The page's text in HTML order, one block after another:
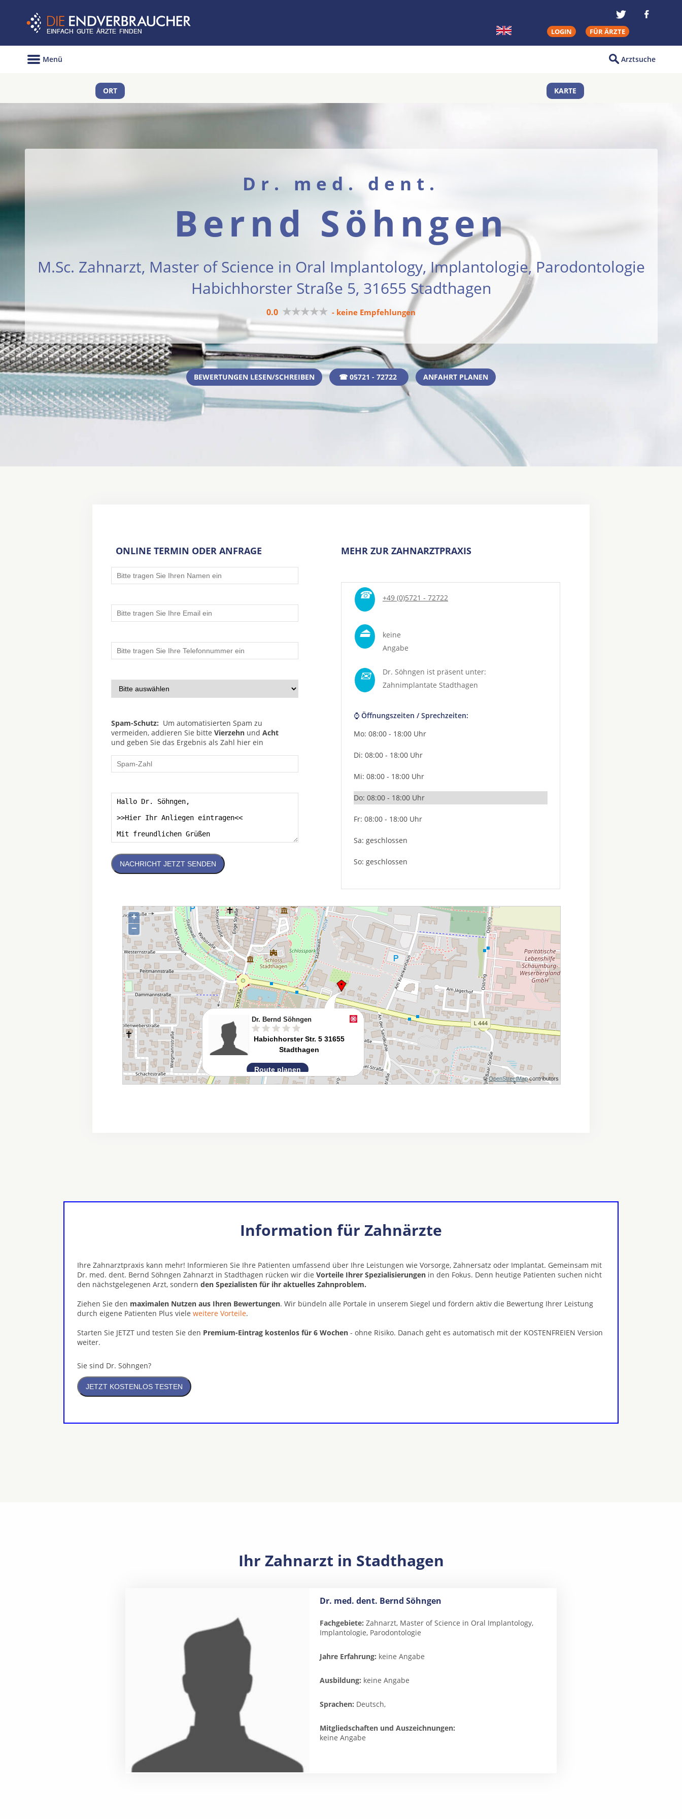
LOGIN FÜR ÄRZTE
Arztsuche
Menü
ORT KARTE
Dr. med. dent.
Bernd Söhngen
M.Sc. Zahnarzt, Master of Science in Oral Implantology, Implantologie, Parodontologie
Habichhorster Straße 5, 31655 Stadthagen
0.0 ★★★★★ - keine Empfehlungen
BEWERTUNGEN LESEN/SCHREIBEN ☎ 05721 - 72722 ANFAHRT PLANEN
ONLINE TERMIN ODER ANFRAGE
Spam-Schutz: Um automatisierten Spam zu
vermeiden, addieren Sie bitte Vierzehn und Acht
und geben Sie das Ergebnis als Zahl hier ein
NACHRICHT JETZT SENDEN
MEHR ZUR ZAHNARZTPRAXIS
☎ +49 (0)5721 - 72722
⏏
keine
Angabe
✉
Dr. Söhngen ist präsent unter:
Zahnimplantate Stadthagen
⌚ Öffnungszeiten / Sprechzeiten:
Mo: 08:00 - 18:00 Uhr
Di: 08:00 - 18:00 Uhr
Mi: 08:00 - 18:00 Uhr
Do: 08:00 - 18:00 Uhr
Fr: 08:00 - 18:00 Uhr
Sa: geschlossen
So: geschlossen
Information für Zahnärzte
Ihre Zahnarztpraxis kann mehr! Informieren Sie Ihre Patienten umfassend über Ihre Leistungen wie Vorsorge, Zahnersatz oder Implantat. Gemeinsam mit
Dr. med. dent. Bernd Söhngen Zahnarzt in Stadthagen rücken wir die Vorteile Ihrer Spezialisierungen in den Fokus. Denn heutige Patienten suchen nicht
den nächstgelegenen Arzt, sondern den Spezialisten für ihr aktuelles Zahnproblem.
Ziehen Sie den maximalen Nutzen aus Ihren Bewertungen. Wir bündeln alle Portale in unserem Siegel und fördern aktiv die Bewertung Ihrer Leistung
durch eigene Patienten Plus viele weitere Vorteile.
Starten Sie JETZT und testen Sie den Premium-Eintrag kostenlos für 6 Wochen - ohne Risiko. Danach geht es automatisch mit der KOSTENFREIEN Version
weiter.
Sie sind Dr. Söhngen?
Ihr Zahnarzt in Stadthagen
Dr. med. dent. Bernd Söhngen
Fachgebiete: Zahnarzt, Master of Science in Oral Implantology,
Implantologie, Parodontologie
Jahre Erfahrung: keine Angabe
Ausbildung: keine Angabe
Sprachen: Deutsch,
Mitgliedschaften und Auszeichnungen:
keine Angabe